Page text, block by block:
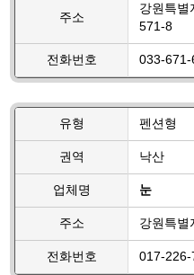
주소
강원특별
571-8
전화번호 033-671-
유형 펜션형
권역 낙산
업체명 눈
주소 강원특별
전화번호 017-226-